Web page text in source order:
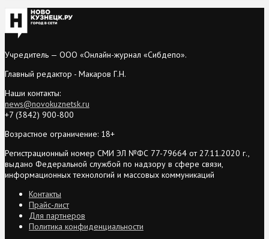
Учредитель — ООО «Онлайн-журнал «Сибдепо».
Главный редактор - Макаров Г.Н.
Наши контакты:
news@novokuznetsk.ru
+7 (3842) 900-800
Возрастное ограничение: 18+
Регистрационный номер СМИ ЭЛ №ФС 77-79664 от 27.11.2020 г.,
выдано Федеральной службой по надзору в сфере связи,
информационных технологий и массовых коммуникаций
Контакты
Прайс-лист
Для партнеров
Политика конфиденциальности